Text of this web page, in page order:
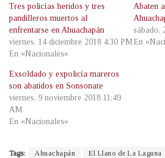
Tres policías heridos y tres
pandilleros muertos al
enfrentarse en Ahuachapán
viernes, 14 diciembre 2018 4:30 PM
En «Nacionales»
Abaten
sábado,
En
Exsoldado y expolicía mareros
son abatidos en Sonsonate
viernes, 9 noviembre 2018 11:49
AM
En «Nacionales»
Tags: Ahuachapán El Llano de La Laguna